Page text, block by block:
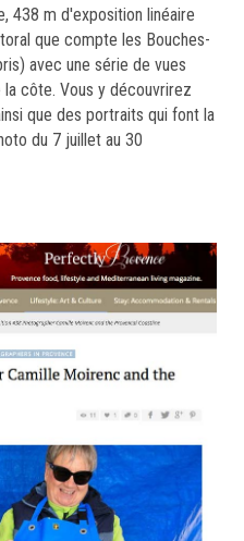
438 m d'exposition linéaire
que compte les Bouches-
avec une série de vues
côte. Vous y découvrirez
que des portraits qui font la
du 7 juillet au 30